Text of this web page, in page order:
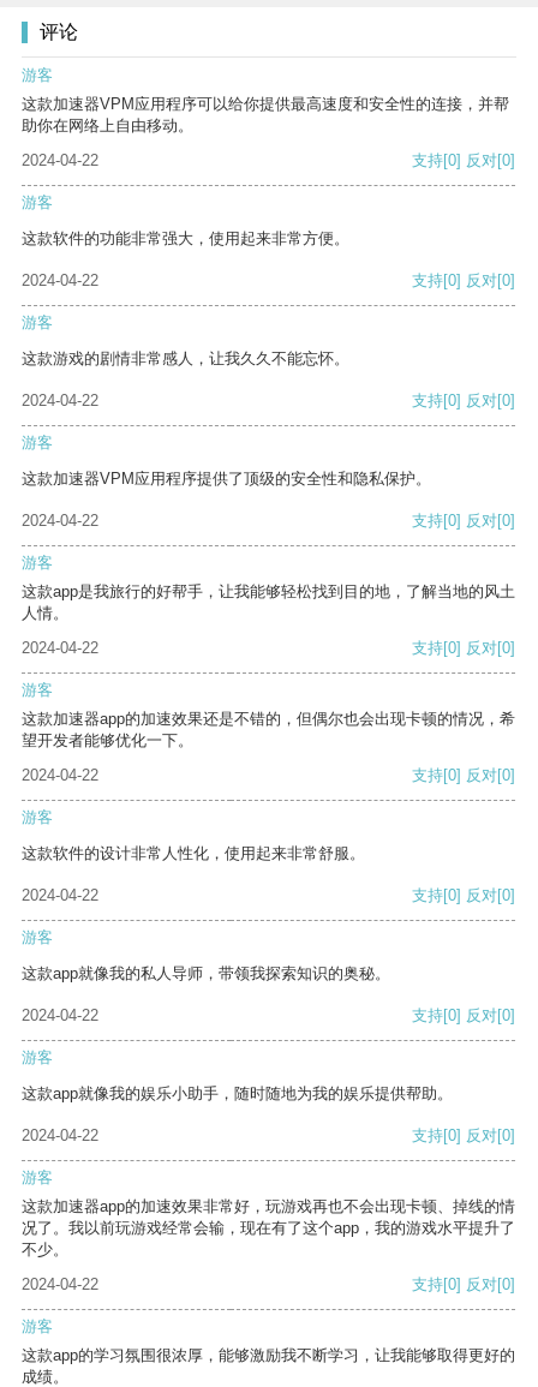
评论
游客
这款加速器VPM应用程序可以给你提供最高速度和安全性的连接，并帮
助你在网络上自由移动。
2024-04-22
支持[0] 反对[0]
游客
这款软件的功能非常强大，使用起来非常方便。
2024-04-22 支持[0] 反对[0]
游客
这款游戏的剧情非常感人，让我久久不能忘怀。
2024-04-22 支持[0] 反对[0]
游客
这款加速器VPM应用程序提供了顶级的安全性和隐私保护。
2024-04-22 支持[0] 反对[0]
游客
这款app是我旅行的好帮手，让我能够轻松找到目的地，了解当地的风土
人情。
2024-04-22
支持[0] 反对[0]
游客
这款加速器app的加速效果还是不错的，但偶尔也会出现卡顿的情况，希
望开发者能够优化一下。
2024-04-22
支持[0] 反对[0]
游客
这款软件的设计非常人性化，使用起来非常舒服。
2024-04-22 支持[0] 反对[0]
游客
这款app就像我的私人导师，带领我探索知识的奥秘。
2024-04-22 支持[0] 反对[0]
游客
这款app就像我的娱乐小助手，随时随地为我的娱乐提供帮助。
2024-04-22 支持[0] 反对[0]
游客
这款加速器app的加速效果非常好，玩游戏再也不会出现卡顿、掉线的情
况了。我以前玩游戏经常会输，现在有了这个app，我的游戏水平提升了
不少。
2024-04-22
支持[0] 反对[0]
游客
这款app的学习氛围很浓厚，能够激励我不断学习，让我能够取得更好的
成绩。